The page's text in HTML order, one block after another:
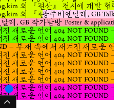
to-be-discarded print, letters, flyers,
ways of reading the
overturn the criteria by which
worth preserving.”
in the publishing department of
in designing production systems
After realizing that information
and grain direction was scattered
and publicly shared a format
Format Reference Table [11]
attempts to create “production tools
의 『편산』 전시에 개발 협력
의 『편산』 전시에 개발 협력
2025, 광주비엔날레, GB Talk
design
2025, 광주비엔
레, GB 작가탐방 Poster &
새로운 언어 404 NOT FOUND
새로운 언어 404 NOT FOUND
새로운 언어 404 NOT FOUND
– 부재 속에서 새겨진 새로운 언어
로운 언어 404 NOT FOUND –
로운 언어 404 NOT FOUND –
로운 언어 404 NOT FOUND –
로운 언어 404 NOT FOUND –
로운 언어 404 NOT FOUND –
로운 언어 404 NOT FOUND –
로운 언어 404 NOT FOUND –
- Temporary shared hub 2nd